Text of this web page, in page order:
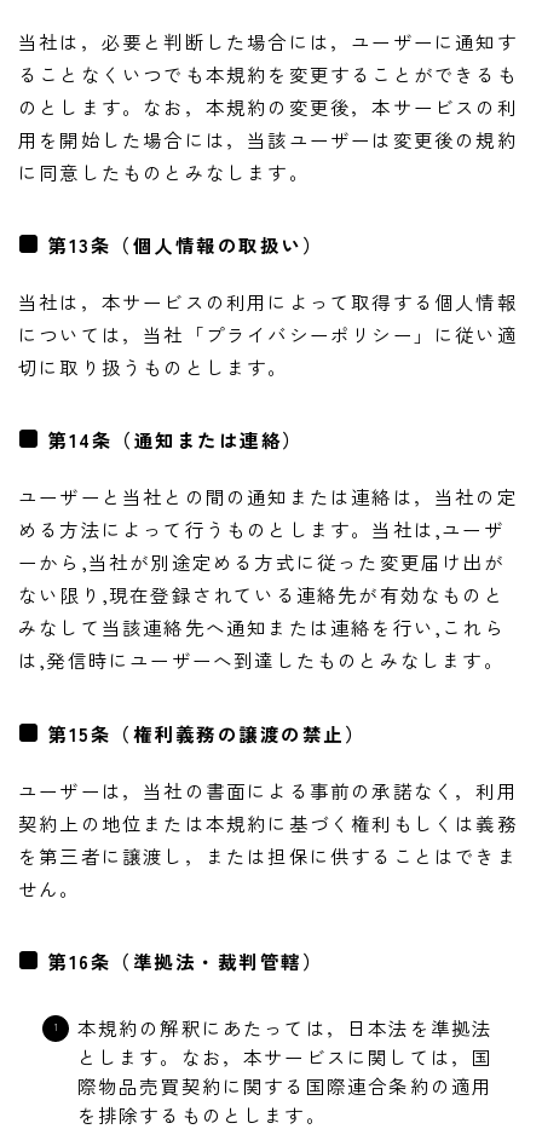
当社は，必要と判断した場合には，ユーザーに通知す
ることなくいつでも本規約を変更することができるも
のとします。なお，本規約の変更後，本サービスの利
用を開始した場合には，当該ユーザーは変更後の規約
に同意したものとみなします。
第13条（個人情報の取扱い）
当社は，本サービスの利用によって取得する個人情報
については，当社「プライバシーポリシー」に従い適
切に取り扱うものとします。
第14条（通知または連絡）
ユーザーと当社との間の通知または連絡は，当社の定
める方法によって行うものとします。当社は,ユーザ
ーから,当社が別途定める方式に従った変更届け出が
ない限り,現在登録されている連絡先が有効なものと
みなして当該連絡先へ通知または連絡を行い,これら
は,発信時にユーザーへ到達したものとみなします。
第15条（権利義務の譲渡の禁止）
ユーザーは，当社の書面による事前の承諾なく，利用
契約上の地位または本規約に基づく権利もしくは義務
を第三者に譲渡し，または担保に供することはできま
せん。
第16条（準拠法・裁判管轄）
本規約の解釈にあたっては，日本法を準拠法
とします。なお，本サービスに関しては，国
際物品売買契約に関する国際連合条約の適用
を排除するものとします。